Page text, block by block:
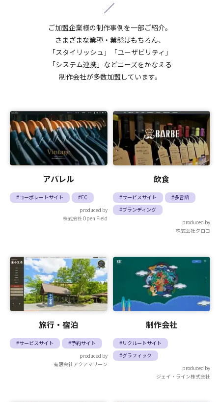
ご加盟企業様の制作事例を一部ご紹介。
さまざまな業種・業態はもちろん、
「スタイリッシュ」「ユーザビリティ」
「システム連携」などニーズをかなえる
制作会社が多数加盟しています。
アパレル
#コーポレートサイト
#EC
produced by
株式会社Open Field
飲食
#サービスサイト
#多言語
#ブランディング
produced by
株式会社クロコ
旅行・宿泊
#サービスサイト
#予約サイト
produced by
有限会社アクアマリーン
制作会社
#リクルートサイト
#グラフィック
produced by
ジェイ・ライン株式会社